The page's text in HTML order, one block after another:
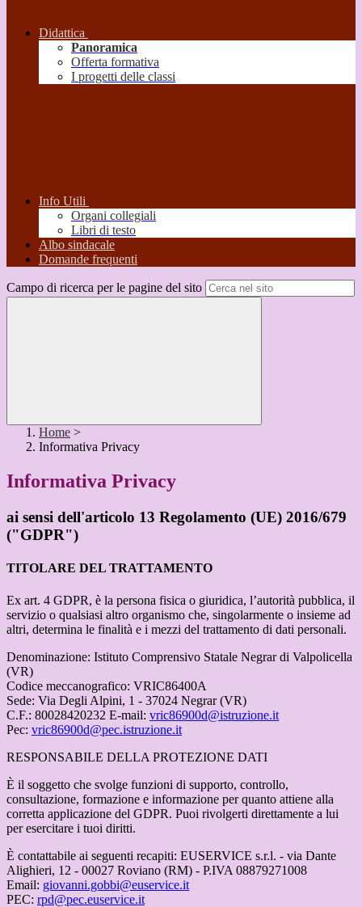
Didattica
Panoramica
Offerta formativa
I progetti delle classi
Info Utili
Organi collegiali
Libri di testo
Albo sindacale
Domande frequenti
Campo di ricerca per le pagine del sito
Home >
Informativa Privacy
Informativa Privacy
ai sensi dell'articolo 13 Regolamento (UE) 2016/679
("GDPR")
TITOLARE DEL TRATTAMENTO
Ex art. 4 GDPR, è la persona fisica o giuridica, l’autorità pubblica, il
servizio o qualsiasi altro organismo che, singolarmente o insieme ad
altri, determina le finalità e i mezzi del trattamento di dati personali.
Denominazione: Istituto Comprensivo Statale Negrar di Valpolicella
(VR)
Codice meccanografico: VRIC86400A
Sede: Via Degli Alpini, 1 - 37024 Negrar (VR)
C.F.: 80028420232 E-mail: vric86900d@istruzione.it
Pec: vric86900d@pec.istruzione.it
RESPONSABILE DELLA PROTEZIONE DATI
È il soggetto che svolge funzioni di supporto, controllo,
consultazione, formazione e informazione per quanto attiene alla
corretta applicazione del GDPR. Puoi rivolgerti direttamente a lui
per esercitare i tuoi diritti.
È contattabile ai seguenti recapiti: EUSERVICE s.r.l. - via Dante
Alighieri, 12 - 00027 Roviano (RM) - P.IVA 08879271008
Email: giovanni.gobbi@euservice.it
PEC: rpd@pec.euservice.it